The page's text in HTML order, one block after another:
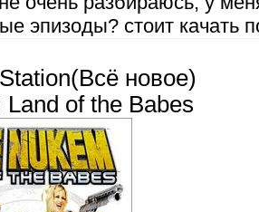
эпизоды? стоит качать
новое)
of the Babes